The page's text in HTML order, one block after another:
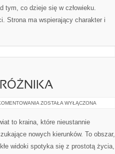
tym, co dzieje się w człowieku.
Strona ma wspierający charakter i
PRAKTYCZNE
ZOSTAŁA WYŁĄCZONA
to kraina, które nieustannie
nowych kierunków. To obszar,
widoki spotyka się z prostotą życia,